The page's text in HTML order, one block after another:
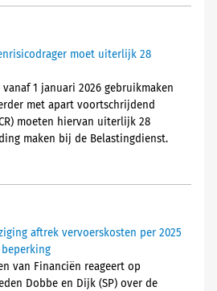
moet uiterlijk 28
1 januari 2026 gebruikmaken
met apart voortschrijdend
moeten hiervan uiterlijk 28
maken bij de Belastingdienst.
aftrek vervoerskosten per 2025
van Financiën reageert op
Dobbe en Dijk (SP) over de